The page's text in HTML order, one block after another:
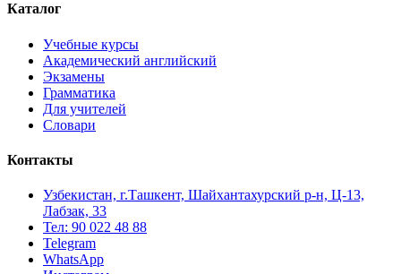
Каталог
Учебные курсы
Академический английский
Экзамены
Грамматика
Для учителей
Словари
Контакты
Узбекистан, г.Ташкент, Шайхантахурский р-н, Ц-13,
Лабзак, 33
Тел: 90 022 48 88
Telegram
WhatsApp